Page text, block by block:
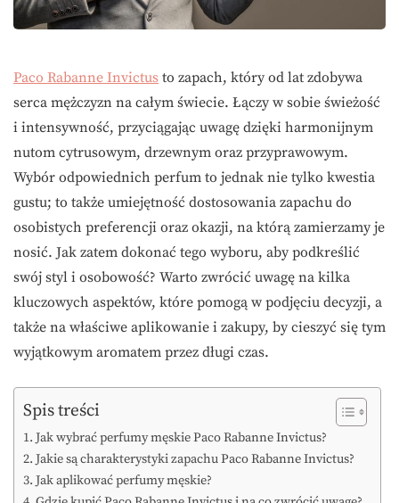
Paco Rabanne Invictus to zapach, który od lat zdobywa
serca mężczyzn na całym świecie. Łączy w sobie świeżość
i intensywność, przyciągając uwagę dzięki harmonijnym
nutom cytrusowym, drzewnym oraz przyprawowym.
Wybór odpowiednich perfum to jednak nie tylko kwestia
gustu; to także umiejętność dostosowania zapachu do
osobistych preferencji oraz okazji, na którą zamierzamy je
nosić. Jak zatem dokonać tego wyboru, aby podkreślić
swój styl i osobowość? Warto zwrócić uwagę na kilka
kluczowych aspektów, które pomogą w podjęciu decyzji, a
także na właściwe aplikowanie i zakupy, by cieszyć się tym
wyjątkowym aromatem przez długi czas.
Spis treści
Jak wybrać perfumy męskie Paco Rabanne Invictus?
Jakie są charakterystyki zapachu Paco Rabanne Invictus?
Jak aplikować perfumy męskie?